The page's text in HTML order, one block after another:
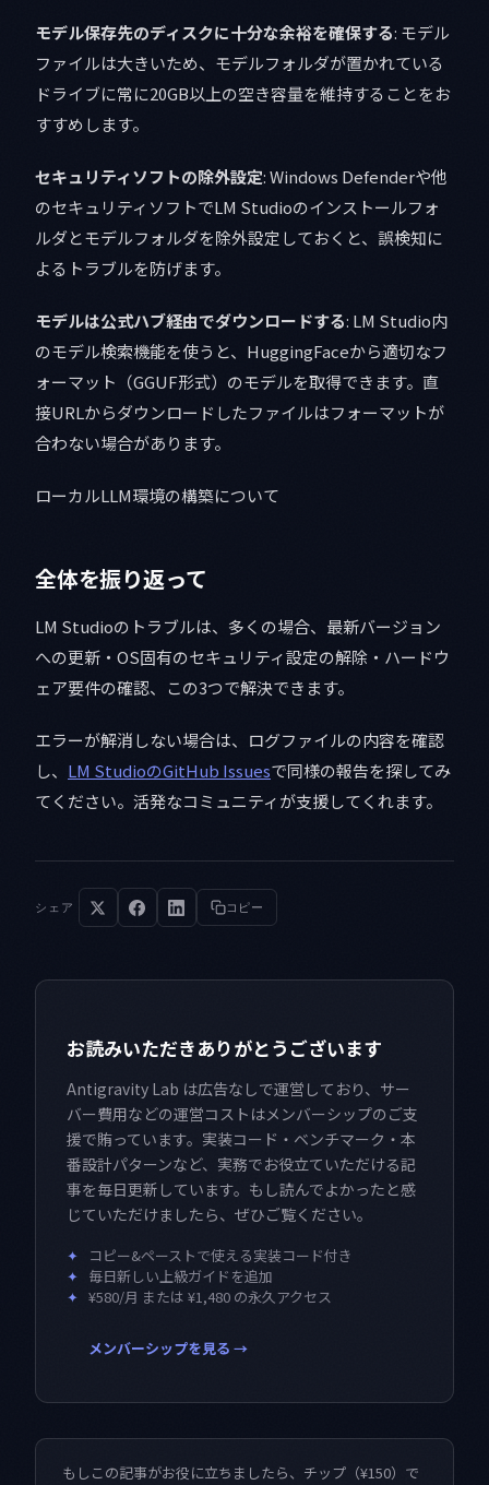
モデル保存先のディスクに十分な余裕を確保する: モデル
ファイルは大きいため、モデルフォルダが置かれている
ドライブに常に20GB以上の空き容量を維持することをお
すすめします。
セキュリティソフトの除外設定: Windows Defenderや他
のセキュリティソフトでLM Studioのインストールフォ
ルダとモデルフォルダを除外設定しておくと、誤検知に
よるトラブルを防げます。
モデルは公式ハブ経由でダウンロードする: LM Studio内
のモデル検索機能を使うと、HuggingFaceから適切なフ
ォーマット（GGUF形式）のモデルを取得できます。直
接URLからダウンロードしたファイルはフォーマットが
合わない場合があります。
ローカルLLM環境の構築について
全体を振り返って
LM Studioのトラブルは、多くの場合、最新バージョン
への更新・OS固有のセキュリティ設定の解除・ハードウ
ェア要件の確認、この3つで解決できます。
エラーが解消しない場合は、ログファイルの内容を確認
し、 LM StudioのGitHub Issuesで同様の報告を探してみ
てください。活発なコミュニティが支援してくれます。
シェア コピー
お読みいただきありがとうございます
Antigravity Lab は広告なしで運営しており、サー
バー費用などの運営コストはメンバーシップのご支
援で賄っています。実装コード・ベンチマーク・本
番設計パターンなど、実務でお役立ていただける記
事を毎日更新しています。もし読んでよかったと感
じていただけましたら、ぜひご覧ください。
✦
コピー&ペーストで使える実装コード付き
✦ 毎日新しい上級ガイドを追加
✦ ¥580/月 または ¥1,480 の永久アクセス
メンバーシップを見る →
もしこの記事がお役に立ちましたら、チップ（¥150）で